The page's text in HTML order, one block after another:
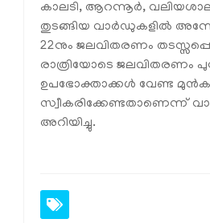
കാലടി, ആറന്നൂർ,
തുടങ്ങിയ വാർഡുകളിൽ
22നും ജലവിതരണം
രാത്രിയോടെ ജലവിതരണം
ഉപഭോക്താക്കൾ വേണ്ട
സ്വീകരിക്കേണ്ടതാണെന്ന്
അറിയിച്ചു.